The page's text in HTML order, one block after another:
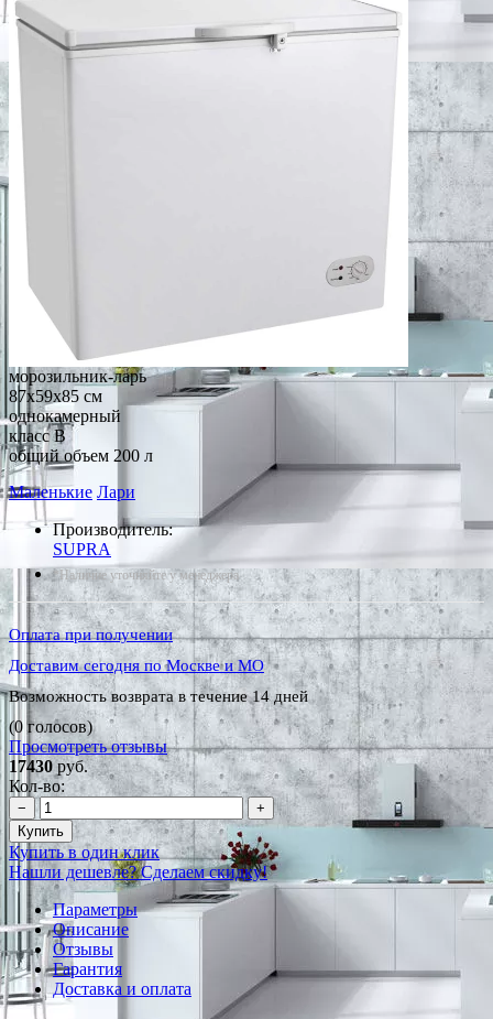
морозильник-ларь
87x59x85 см
однокамерный
класс B
общий объем 200 л
Маленькие Лари
Производитель:
SUPRA
*Наличие уточняйте у менеджера
Оплата при получении
Доставим сегодня по Москве и МО
Возможность возврата в течение 14 дней
(0 голосов)
Просмотреть отзывы
17430руб.
Кол-во:
−
+
Купить
Купить в один клик
Нашли дешевле? Сделаем скидку!
Параметры
Описание
Отзывы
Гарантия
Доставка и оплата